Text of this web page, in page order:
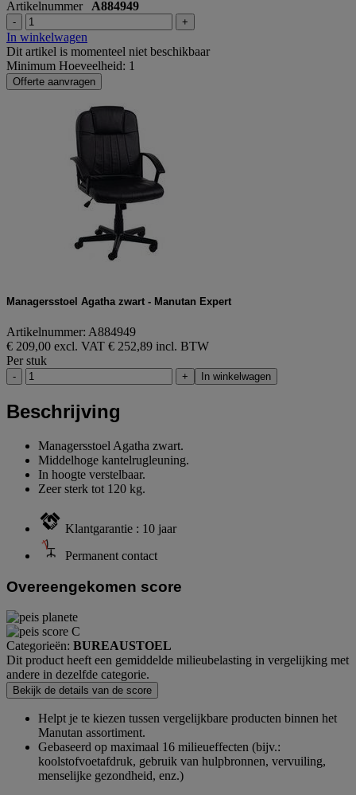
Artikelnummer A884949
- +
In winkelwagen
Dit artikel is momenteel niet beschikbaar
Minimum Hoeveelheid: 1
Offerte aanvragen
Managersstoel Agatha zwart - Manutan Expert
Artikelnummer: A884949
€ 209,00 excl. VAT € 252,89 incl. BTW
Per stuk
- + In winkelwagen
Beschrijving
Managersstoel Agatha zwart.
Middelhoge kantelrugleuning.
In hoogte verstelbaar.
Zeer sterk tot 120 kg.
Klantgarantie : 10 jaar
Permanent contact
Overeengekomen score
Categorieën: BUREAUSTOEL
Dit product heeft een gemiddelde milieubelasting in vergelijking met
andere in dezelfde categorie.
Bekijk de details van de score
Helpt je te kiezen tussen vergelijkbare producten binnen het
Manutan assortiment.
Gebaseerd op maximaal 16 milieueffecten (bijv.:
koolstofvoetafdruk, gebruik van hulpbronnen, vervuiling,
menselijke gezondheid, enz.)